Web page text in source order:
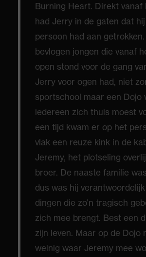
Burning Heart. Direkt vanaf
had Jerry in de gaten dat
persoon had aan getrokken.
bevlogen jongen die vanaf
open stond voor de gang
Jerry voor ogen had, niet
sportschool maar een Dojo
iedereen zich thuis moest
een tijd kwam er op het
vlak een reuze kink in de
Jeremy, het plotseling
broer. De naaste familie
dus was hij
dingen die zo’n tragisch
zich mee brengt. Best een
zijn leven. Maar op de Dojo
weinig waar Jeremy mee